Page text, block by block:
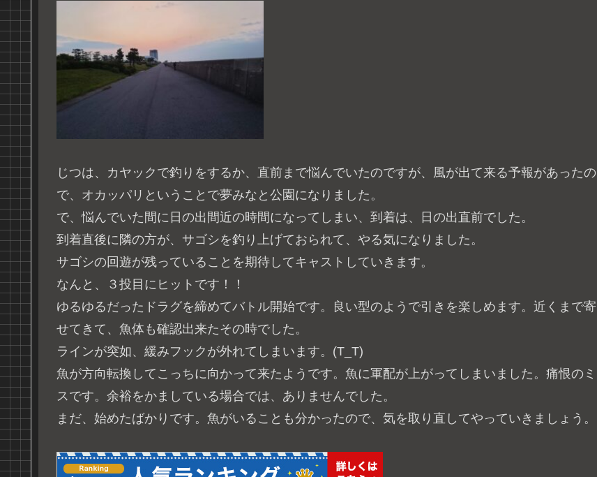
じつは、カヤックで釣りをするか、直前まで悩んでいたのですが、風が出て来る予報があったの
で、オカッパリということで夢みなと公園になりました。
で、悩んでいた間に日の出間近の時間になってしまい、到着は、日の出直前でした。
到着直後に隣の方が、サゴシを釣り上げておられて、やる気になりました。
サゴシの回遊が残っていることを期待してキャストしていきます。
なんと、３投目にヒットです！！
ゆるゆるだったドラグを締めてバトル開始です。良い型のようで引きを楽しめます。近くまで寄
せてきて、魚体も確認出来たその時でした。
ラインが突如、緩みフックが外れてしまいます。(T_T)
魚が方向転換してこっちに向かって来たようです。魚に軍配が上がってしまいました。痛恨のミ
スです。余裕をかましている場合では、ありませんでした。
まだ、始めたばかりです。魚がいることも分かったので、気を取り直してやっていきましょう。